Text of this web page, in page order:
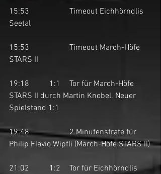
15:53		Timeout Eichhörndlis
Seetal
15:53		Timeout March-Höfe
STARS II
19:18	1:1	Tor für March-Höfe
STARS II durch Martin Knobel. Neuer
Spielstand 1:1
19:48		2 Minutenstrafe für
Philip Flavio Wipfli (March-Höfe STARS II)
21:02	1:2	Tor für Eichhörndlis